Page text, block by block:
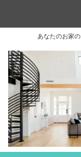
あなたのお家